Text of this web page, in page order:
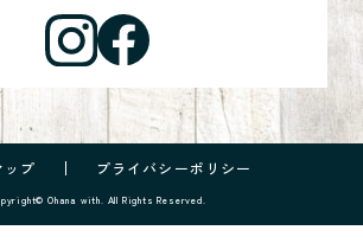
ップ プライバシーポリシー
Ohana with. All Rights Reserved.